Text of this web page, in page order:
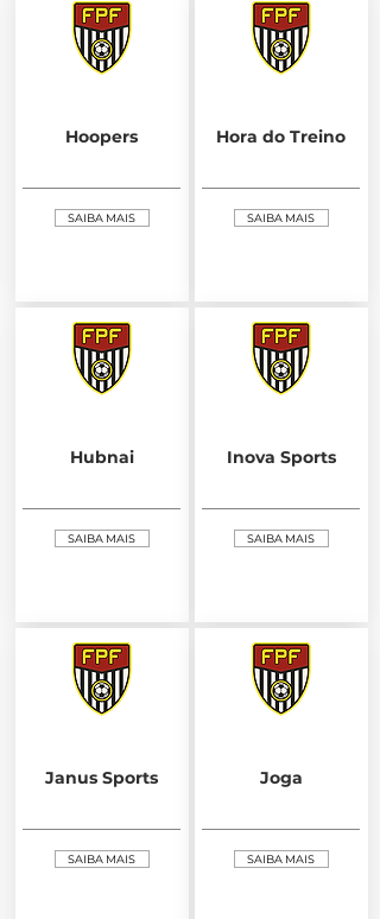
Hoopers
SAIBA MAIS
Hubnai
SAIBA MAIS
Janus Sports
SAIBA MAIS
Hora do Treino
SAIBA MAIS
Inova Sports
SAIBA MAIS
Joga
SAIBA MAIS